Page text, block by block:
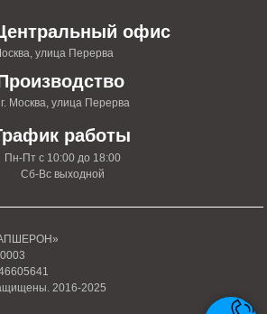
2016-2025
офис
улица Перерва
работы
Пн-Пт с 10:00 до 18:00
Сб-Вс выходной
г. Москва, улица Перерва